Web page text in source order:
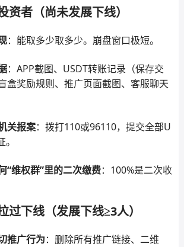
资者（尚未发展下线）
：能取多少取多少。崩盘窗口极短。
：APP截图、USDT转账记录（保存交
盒奖励规则、推广页面截图、客服聊天
关报案：拨打110或96110，提交全部U
“维权群”里的二次缴费：100%是二次收
过下线（发展下线≥3人）
推广行为：删除所有推广链接、二维